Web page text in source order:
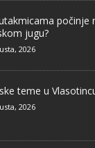
počinje
jugu?
2026
teme u
2026